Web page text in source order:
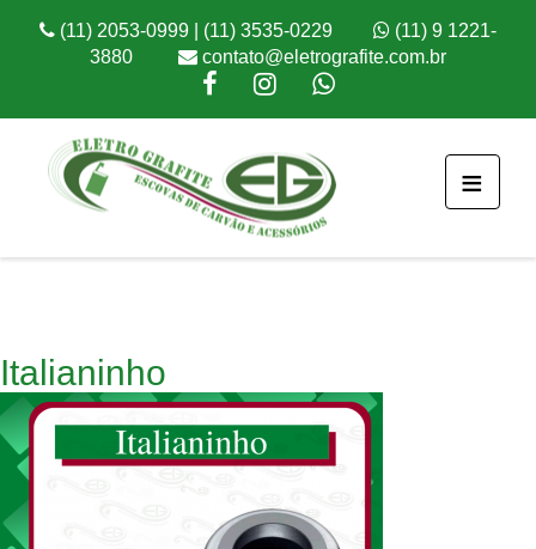
(11) 2053-0999 | (11) 3535-0229
(11) 9 1221-
3880
contato@eletrografite.com.br
≡
Italianinho